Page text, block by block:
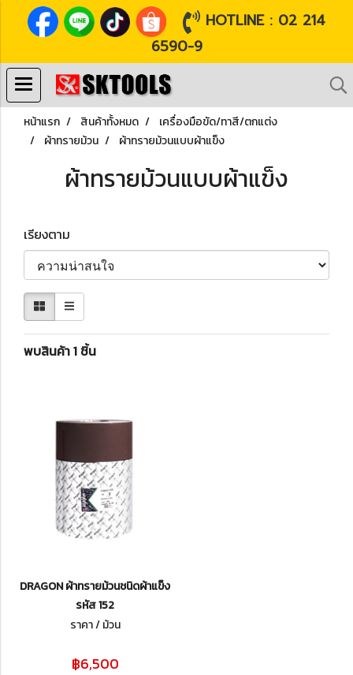
HOTLINE : 02 214
6590-9
หน้าแรก สินค้าทั้งหมด
เครื่องมือขัด/ทาสี/ตกแต่ง
ผ้าทรายม้วน
ผ้าทรายม้วนแบบผ้าแข็ง
ผ้าทรายม้วนแบบผ้าแข็ง
เรียงตาม
พบสินค้า 1 ชิ้น
DRAGON ผ้าทรายม้วนชนิดผ้าแข็ง
รหัส 152
ราคา / ม้วน
฿6,500